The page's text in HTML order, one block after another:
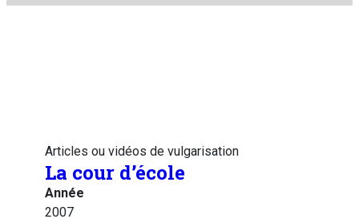
contenu
Articles ou vidéos de vulgarisation
La cour d’école
Année
2007